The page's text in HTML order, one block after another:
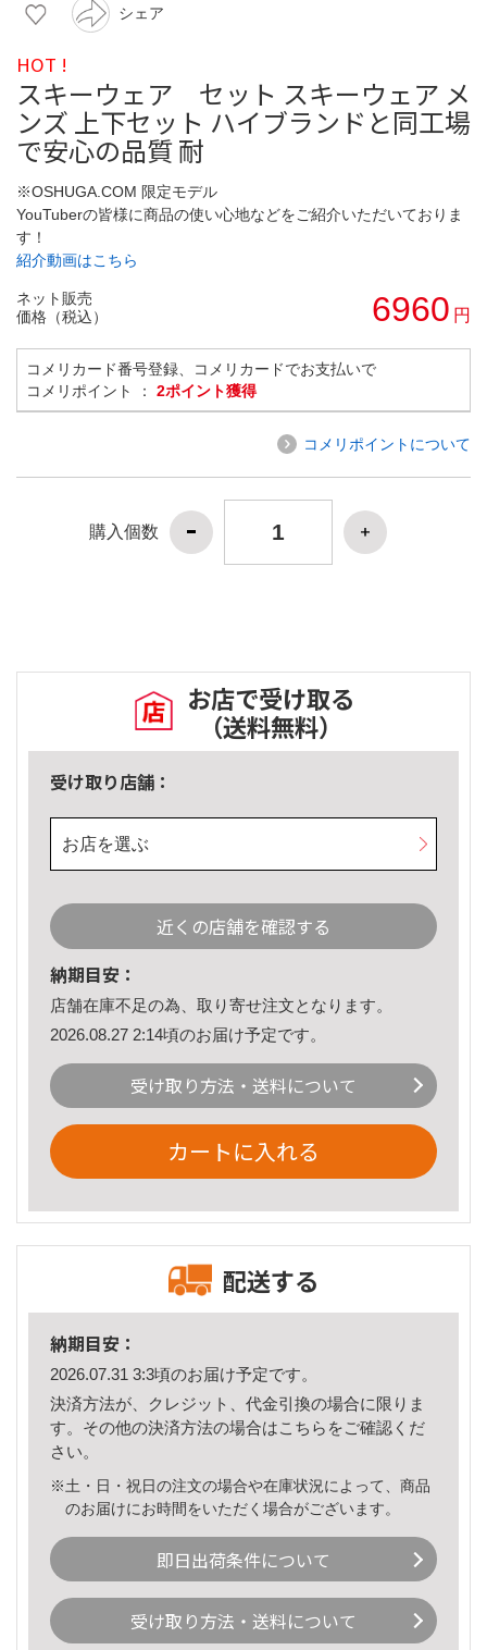
シェア
HOT !
スキーウェア セット スキーウェア メ
ンズ 上下セット ハイブランドと同工場
で安心の品質 耐
※OSHUGA.COM 限定モデル
YouTuberの皆様に商品の使い心地などをご紹介いただいておりま
す！
紹介動画はこちら
ネット販売
価格（税込）
6960 円
コメリカード番号登録、コメリカードでお支払いで
コメリポイント ： 2ポイント獲得
コメリポイントについて
購入個数
お店で受け取る
（送料無料）
受け取り店舗：
お店を選ぶ
近くの店舗を確認する
納期目安：
店舗在庫不足の為、取り寄せ注文となります。
2026.08.27 2:14頃のお届け予定です。
受け取り方法・送料について
カートに入れる
配送する
納期目安：
2026.07.31 3:3頃のお届け予定です。
決済方法が、クレジット、代金引換の場合に限りま
す。その他の決済方法の場合はこちら をご確認くだ
さい。
※土・日・祝日の注文の場合や在庫状況によって、商品
のお届けにお時間をいただく場合がございます。
即日出荷条件について
受け取り方法・送料について